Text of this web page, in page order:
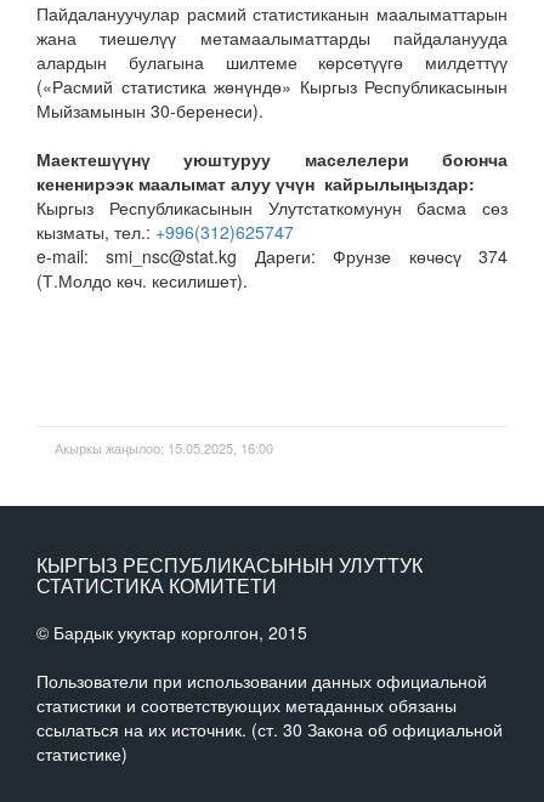
Пайдалануучулар расмий статистиканын маалыматтарын
жана тиешелүү метамаалыматтарды пайдаланууда
алардын булагына шилтеме көрсөтүүгө милдеттүү
(«Расмий статистика жөнүндө» Кыргыз Республикасынын
Мыйзамынын 30-беренеси).
Маектешүүнү уюштуруу маселелери боюнча
кененирээк маалымат алуу үчүн кайрылыңыздар:
Кыргыз Республикасынын Улутстаткомунун басма сөз
кызматы, тел.: +996(312)625747
e-mail: smi_nsc@stat.kg Дареги: Фрунзе көчөсү 374
(Т.Молдо көч. кесилишет).
Акыркы жаңылоо: 15.05.2025, 16:00
КЫРГЫЗ РЕСПУБЛИКАСЫНЫН УЛУТТУК
СТАТИСТИКА КОМИТЕТИ
© Бардык укуктар корголгон, 2015
Пользователи при использовании данных официальной
статистики и соответствующих метаданных обязаны
ссылаться на их источник. (ст. 30 Закона об официальной
статистике)